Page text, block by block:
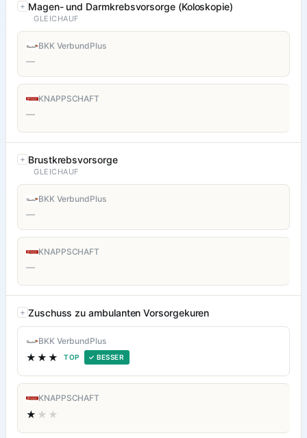
Magen- und Darmkrebsvorsorge (Koloskopie)
GLEICHAUF
BKK VerbundPlus
—
KNAPPSCHAFT
—
Brustkrebsvorsorge
GLEICHAUF
BKK VerbundPlus
—
KNAPPSCHAFT
—
Zuschuss zu ambulanten Vorsorgekuren
BKK VerbundPlus
★★★ TOP ✓ BESSER
KNAPPSCHAFT
★ ★★